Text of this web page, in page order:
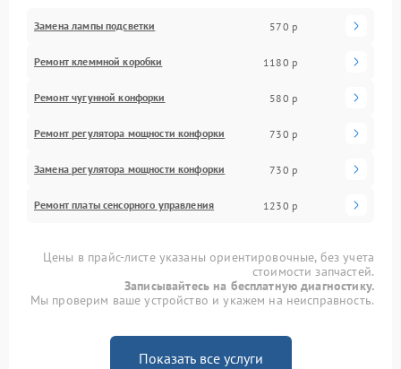
Замена лампы подсветки 570 р
Ремонт клеммной коробки 1180 р
Ремонт чугунной конфорки 580 р
Ремонт регулятора мощности конфорки 730 р
Замена регулятора мощности конфорки 730 р
Ремонт платы сенсорного управления 1230 р
Цены в прайс-листе указаны ориентировочные, без учета
стоимости запчастей.
Записывайтесь на бесплатную диагностику.
Мы проверим ваше устройство и укажем на неисправность.
Показать все услуги